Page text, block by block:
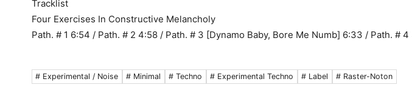
Tracklist
Four Exercises In Constructive Melancholy
Path. # 1 6:54 / Path. # 2 4:58 / Path. # 3 [Dynamo Baby, Bore Me Numb] 6:33 / Path. # 4
# Experimental / Noise # Minimal # Techno # Experimental Techno # Label # Raster-Noton